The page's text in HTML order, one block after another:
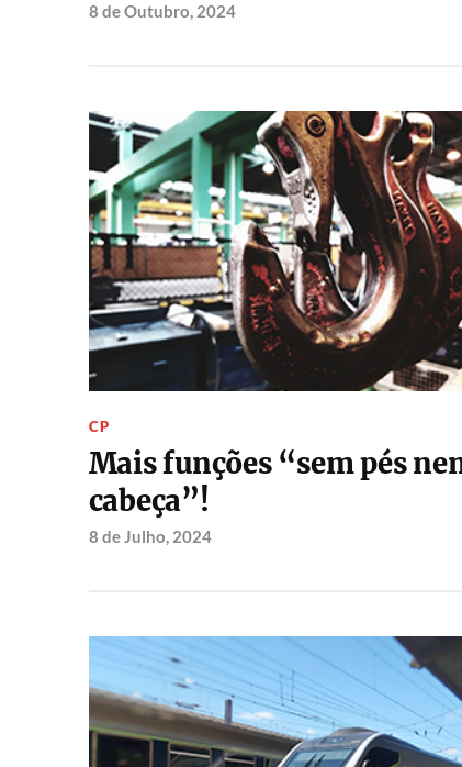
8 de Outubro, 2024
CP
Mais funções “sem pés
cabeça”!
8 de Julho, 2024